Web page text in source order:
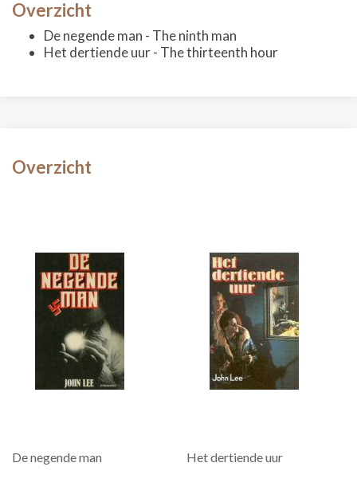
Overzicht
De negende man - The ninth man
Het dertiende uur - The thirteenth hour
Overzicht
De negende man Het dertiende uur